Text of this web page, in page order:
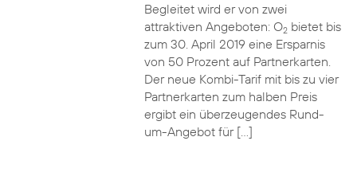
Begleitet wird er von zwei
attraktiven Angeboten: O2bietet bis
zum 30. April 2019 eine Ersparnis
von 50 Prozent auf Partnerkarten.
Der neue Kombi-Tarif mit bis zu vier
Partnerkarten zum halben Preis
ergibt ein überzeugendes Rund-
um-Angebot für […]